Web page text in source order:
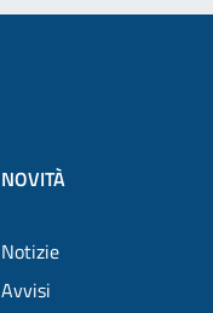
NOVITÀ
Notizie
Avvisi